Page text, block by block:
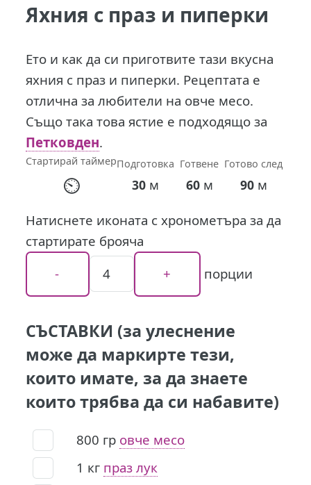
Яхния с праз и пиперки
Ето и как да си приготвите тази вкусна
яхния с праз и пиперки. Рецептата е
отлична за любители на овче месо.
Също така това ястие е подходящо за
Петковден.
Стартирай таймер
⏲
Подготовка
30 м
Готвене
60м
Готово след
90м
Натиснете иконата с хронометъра за да
стартирате брояча
порции
СЪСТАВКИ (за улеснение
може да маркирте тези,
които имате, за да знаете
които трябва да си набавите)
800 гр овче месо
1 кг праз лук